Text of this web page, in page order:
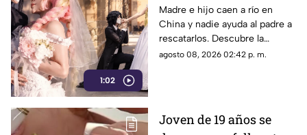
1:02
México que le dio un
final feliz a Mitsuri y
Obana
Madre e hijo caen a río en
China y nadie ayuda al padre a
rescatarlos. Descubre la
polémica ley que castiga a los
agosto 08, 2026 02:42 p. m.
Joven de 19 años se